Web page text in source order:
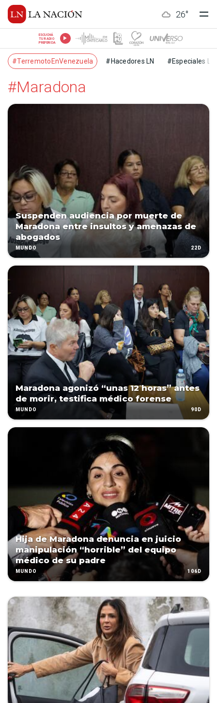
26°
ESCUCHÁ
TU RADIO
PREFERIDA
#TerremotoEnVenezuela #Hacedores LN #Especiales LN
#Maradona
Suspenden audiencia por muerte de
Maradona entre insultos y amenazas de
abogados
MUNDO 22D
Maradona agonizó “unas 12 horas” antes
de morir, testifica médico forense
MUNDO 90D
Hija de Maradona denuncia en juicio
manipulación “horrible” del equipo
médico de su padre
MUNDO 106D